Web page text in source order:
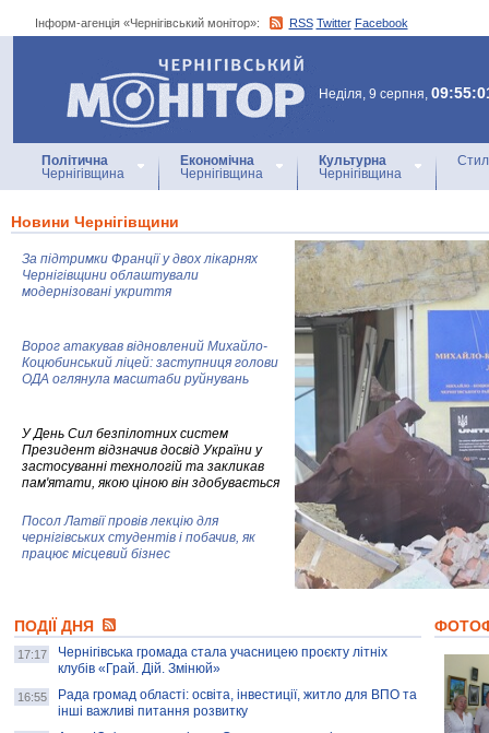
Інформ-агенція «Чернігівський монітор»: RSS Twitter Facebook
Інформ-агенція
«Чернігівський монітор»
Неділя, 9 серпня,
Політична
Чернігівщина
Економічна
Чернігівщина
Культурна
Чернігівщина
Новини Чернігівщини
За підтримки Франції у двох лікарнях
Чернігівщини облаштували
модернізовані укриття
Ворог атакував відновлений Михайло-
Коцюбинський ліцей: заступниця голови
ОДА оглянула масштаби руйнувань
У День Сил безпілотних систем
Президент відзначив досвід України у
застосуванні технологій та закликав
пам'ятати, якою ціною він здобувається
Посол Латвії провів лекцію для
чернігівських студентів і побачив, як
працює місцевий бізнес
колекцію про війну, емоції та тварин
AB InBev Efes Україна підтримала
навчальний проєкт "Молодіжна бізнес-
школа", спрямований на розвиток
ПОДІЇ ДНЯ
17:17
Чернігівська громада стала учасницею проєкту літніх
клубів «Грай. Дій. Змінюй»
16:55
Рада громад області: освіта, інвестиції, житло для ВПО та
інші важливі питання розвитку